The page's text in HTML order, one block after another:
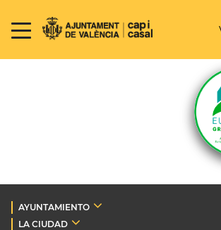
AYUNTAMIENTO
LA CIUDAD